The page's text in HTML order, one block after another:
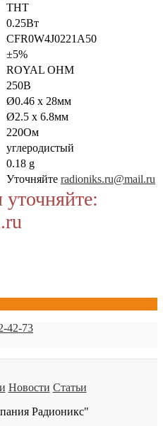
THT
0.25Вт
CFR0W4J0221A50
±5%
ROYAL OHM
250В
Ø0.46 x 28мм
Ø2.5 x 6.8мм
220Ом
углеродистый
0.18 g
Уточняйте radioniks.ru@mail.ru
уточняйте:
42-73
Новости Статьи
Радионикс"